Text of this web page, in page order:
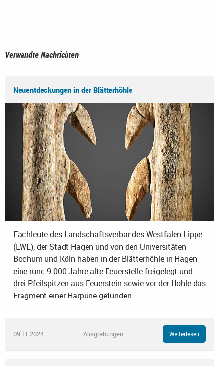
Verwandte Nachrichten
Neuentdeckungen in der Blätterhöhle
Fachleute des Landschaftsverbandes Westfalen-Lippe
(LWL), der Stadt Hagen und von den Universitäten
Bochum und Köln haben in der Blätterhöhle in Hagen
eine rund 9.000 Jahre alte Feuerstelle freigelegt und
drei Pfeilspitzen aus Feuerstein sowie vor der Höhle das
Fragment einer Harpune gefunden.
09.11.2024 Ausgrabungen Weiterlesen